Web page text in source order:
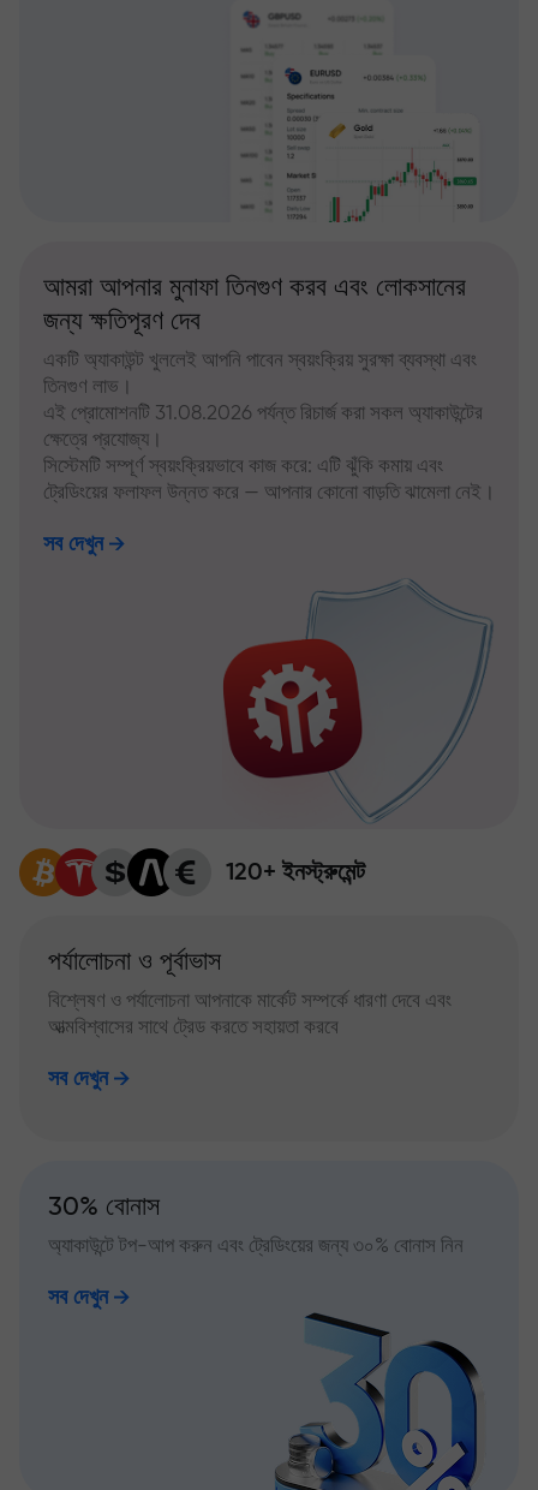
আমরা আপনার মুনাফা তিনগুণ করব এবং লোকসানের
জন্য ক্ষতিপূরণ দেব
একটি অ্যাকাউন্ট খুললেই আপনি পাবেন স্বয়ংক্রিয় সুরক্ষা ব্যবস্থা এবং
তিনগুণ লাভ।
এই প্রোমোশনটি 31.08.2026 পর্যন্ত রিচার্জ করা সকল অ্যাকাউন্টের
ক্ষেত্রে প্রযোজ্য।
সিস্টেমটি সম্পূর্ণ স্বয়ংক্রিয়ভাবে কাজ করে: এটি ঝুঁকি কমায় এবং
ট্রেডিংয়ের ফলাফল উন্নত করে — আপনার কোনো বাড়তি ঝামেলা নেই।
সব দেখুন
120+ ইনস্ট্রুমেন্ট
পর্যালোচনা ও পূর্বাভাস
বিশ্লেষণ ও পর্যালোচনা আপনাকে মার্কেট সম্পর্কে ধারণা দেবে এবং
আত্মবিশ্বাসের সাথে ট্রেড করতে সহায়তা করবে
সব দেখুন
30% বোনাস
অ্যাকাউন্টে টপ-আপ করুন এবং ট্রেডিংয়ের জন্য ৩০% বোনাস নিন
সব দেখুন